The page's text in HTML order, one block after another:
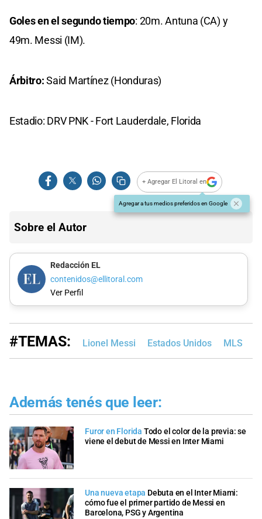
Goles en el segundo tiempo: 20m. Antuna (CA) y
49m. Messi (IM).
Árbitro:Said Martínez (Honduras)
Estadio: DRV PNK - Fort Lauderdale, Florida
+ Agregar El Litoral en
Agregar a tus medios preferidos en Google
Sobre el Autor
Redacción EL
contenidos@ellitoral.com
Ver Perfil
#TEMAS: Lionel Messi Estados Unidos MLS
Además tenés que leer:
Furor en Florida Todo el color de la previa: se
viene el debut de Messi en Inter Miami
Una nueva etapa Debuta en el Inter Miami:
cómo fue el primer partido de Messi en
Barcelona, PSG y Argentina